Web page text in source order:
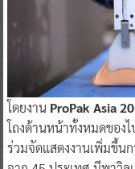
โดยงาน ProPak Asia
โถงด้านหน้าทั้งหมดของ
ร่วมจัดแสดงงานเพิ่มขึ้น